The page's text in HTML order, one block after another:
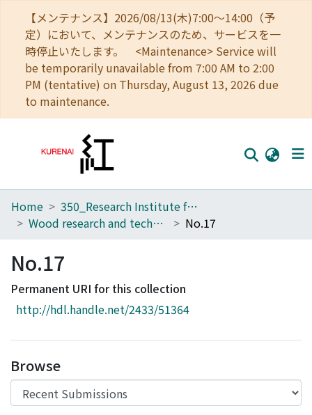
【メンテナンス】2026/08/13(木)7:00～14:00（予
定）において、メンテナンスのため、サービスを一
時停止いたします。 <Maintenance> Service will
be temporarily unavailable from 7:00 AM to 2:00
PM (tentative) on Thursday, August 13, 2026 due
to maintenance.
Home
Browse
Download Ranking
Access Statistics
Home
350_Research Institute for Sustainable Humanosphere
Wood research and technical notes
No.17
No.17
Permanent URI for this collection
http://hdl.handle.net/2433/51364
Browse